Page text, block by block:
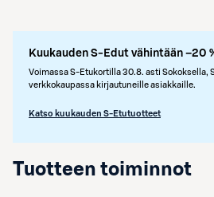
Kuukauden S-Edut vähintään –20
Voimassa S-Etukortilla 30.8. asti Sokoksella,
verkkokaupassa kirjautuneille asiakkaille.
Katso kuukauden S-Etutuotteet
Tuotteen toiminnot